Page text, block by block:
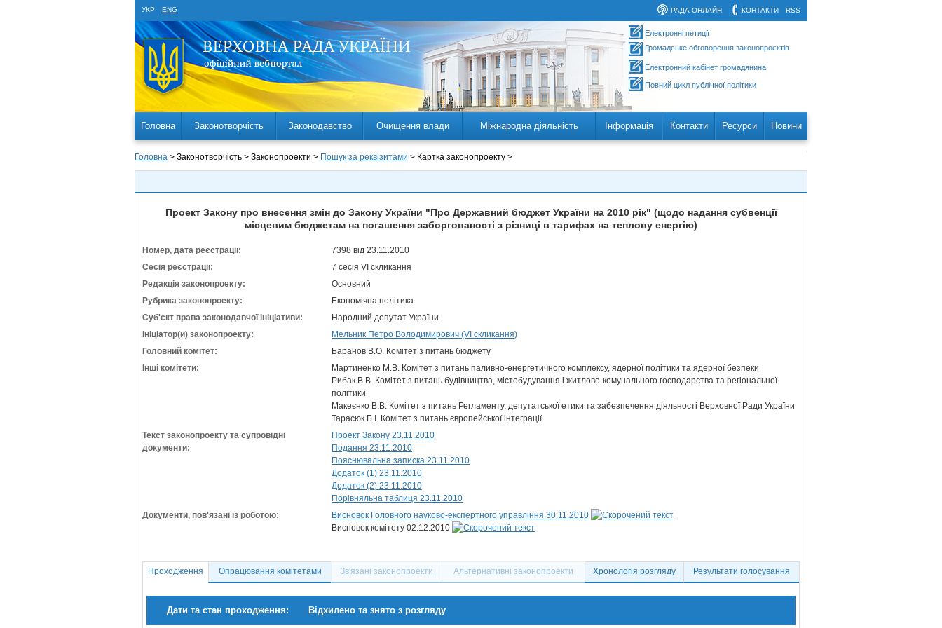
УКР ENG RSS
КОНТАКТИ
РАДА ОНЛАЙН
Електронні петиції
Громадське обговорення законопроєктів
Електронний кабінет громадянина
Повний цикл публічної політики
Головна Законотворчість Законодавство Очищення влади Міжнародна діяльність Інформація Контакти Ресурси Новини
Головна > Законотворчість > Законопроекти > Пошук за реквізитами > Картка законопроекту >
Проект Закону про внесення змін до Закону України "Про Державний бюджет України на 2010 рік" (щодо надання субвенції
місцевим бюджетам на погашення заборгованості з різниці в тарифах на теплову енергію)
Номер, дата реєстрації:
7398 від 23.11.2010
Сесія реєстрації:
7 сесія VI скликання
Редакція законопроекту:
Основний
Рубрика законопроекту:
Економічна політика
Суб'єкт права законодавчої ініціативи:
Народний депутат України
Ініціатор(и) законопроекту:
Мельник Петро Володимирович (VI скликання)
Головний комітет:
Баранов В.О. Комітет з питань бюджету
Інші комітети:
Мартиненко М.В. Комітет з питань паливно-енергетичного комплексу, ядерної політики та ядерної безпеки
Рибак В.В. Комітет з питань будівництва, містобудування і житлово-комунального господарства та регіональної
політики
Макеєнко В.В. Комітет з питань Регламенту, депутатської етики та забезпечення діяльності Верховної Ради України
Тарасюк Б.І. Комітет з питань європейської інтеграції
Текст законопроекту та супровідні
документи:
Проект Закону 23.11.2010
Подання 23.11.2010
Пояснювальна записка 23.11.2010
Додаток (1) 23.11.2010
Додаток (2) 23.11.2010
Порівняльна таблиця 23.11.2010
Документи, пов'язані із роботою:
Висновок Головного науково-експертного управління 30.11.2010
Висновок комітету 02.12.2010
Проходження Опрацювання комітетами Зв'язані законопроекти Альтернативні законопроекти Хронологія розгляду Результати голосування
Дати та стан проходження: Відхилено та знято з розгляду